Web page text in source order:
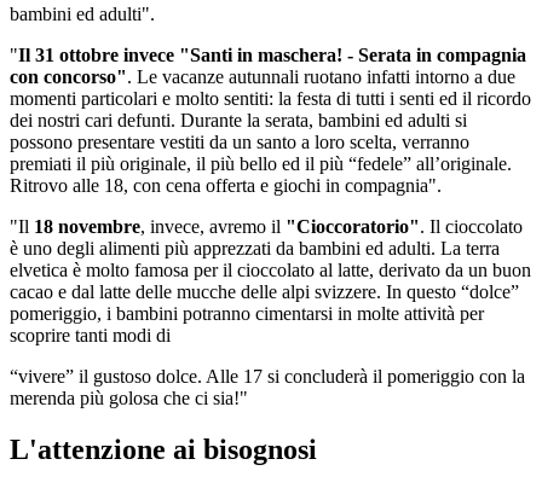
bambini ed adulti".
"Il 31 ottobre invece "Santi in maschera! - Serata in compagnia
con concorso". Le vacanze autunnali ruotano infatti intorno a due
momenti particolari e molto sentiti: la festa di tutti i senti ed il ricordo
dei nostri cari defunti. Durante la serata, bambini ed adulti si
possono presentare vestiti da un santo a loro scelta, verranno
premiati il più originale, il più bello ed il più “fedele” all’originale.
Ritrovo alle 18, con cena offerta e giochi in compagnia".
"Il 18 novembre, invece, avremo il "Cioccoratorio". Il cioccolato
è uno degli alimenti più apprezzati da bambini ed adulti. La terra
elvetica è molto famosa per il cioccolato al latte, derivato da un buon
cacao e dal latte delle mucche delle alpi svizzere. In questo “dolce”
pomeriggio, i bambini potranno cimentarsi in molte attività per
scoprire tanti modi di
“vivere” il gustoso dolce. Alle 17 si concluderà il pomeriggio con la
merenda più golosa che ci sia!"
L'attenzione ai bisognosi